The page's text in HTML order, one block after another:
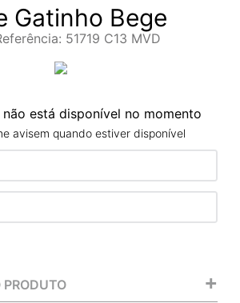
Gatinho Bege
: 51719 C13 MVD
está disponível no momento
avisem quando estiver disponível
PRODUTO +